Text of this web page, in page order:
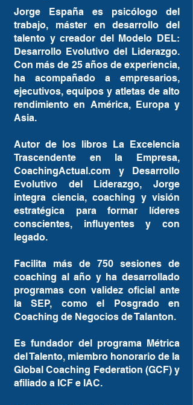
Jorge España es psicólogo del
trabajo, máster en desarrollo del
talento y creador del Modelo DEL:
Desarrollo Evolutivo del Liderazgo.
Con más de 25 años de experiencia,
ha acompañado a empresarios,
ejecutivos, equipos y atletas de alto
rendimiento en América, Europa y
Asia.
Autor de los libros La Excelencia
Trascendente en la Empresa,
CoachingActual.com y Desarrollo
Evolutivo del Liderazgo, Jorge
integra ciencia, coaching y visión
estratégica para formar líderes
conscientes, influyentes y con
legado.
Facilita más de 750 sesiones de
coaching al año y ha desarrollado
programas con validez oficial ante
la SEP, como el Posgrado en
Coaching de Negocios de Talanton.
Es fundador del programa Métrica
del Talento, miembro honorario de la
Global Coaching Federation (GCF) y
afiliado a ICF e IAC.